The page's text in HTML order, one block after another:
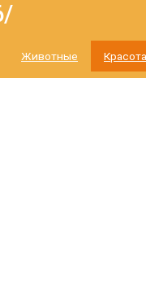
Животные Красота